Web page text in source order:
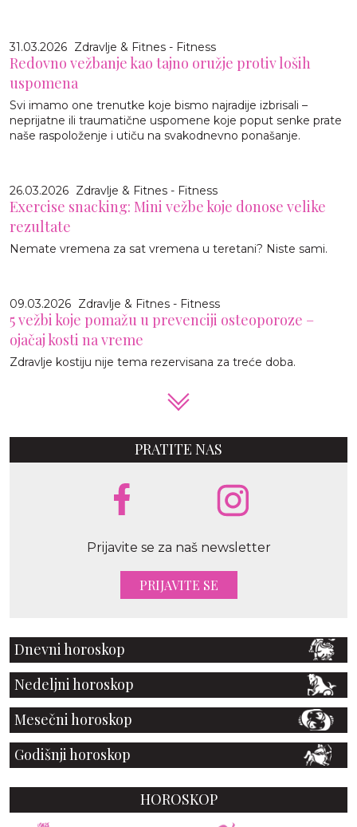
31.03.2026 Zdravlje & Fitnes - Fitness
Redovno vežbanje kao tajno oružje protiv loših
uspomena
Svi imamo one trenutke koje bismo najradije izbrisali –
neprijatne ili traumatične uspomene koje poput senke prate
naše raspoloženje i utiču na svakodnevno ponašanje.
26.03.2026 Zdravlje & Fitnes - Fitness
Exercise snacking: Mini vežbe koje donose velike
rezultate
Nemate vremena za sat vremena u teretani? Niste sami.
09.03.2026 Zdravlje & Fitnes - Fitness
5 vežbi koje pomažu u prevenciji osteoporoze –
ojačaj kosti na vreme
Zdravlje kostiju nije tema rezervisana za treće doba.
PRATITE NAS
Prijavite se za naš newsletter
PRIJAVITE SE
Dnevni horoskop
Nedeljni horoskop
Mesečni horoskop
Godišnji horoskop
HOROSKOP